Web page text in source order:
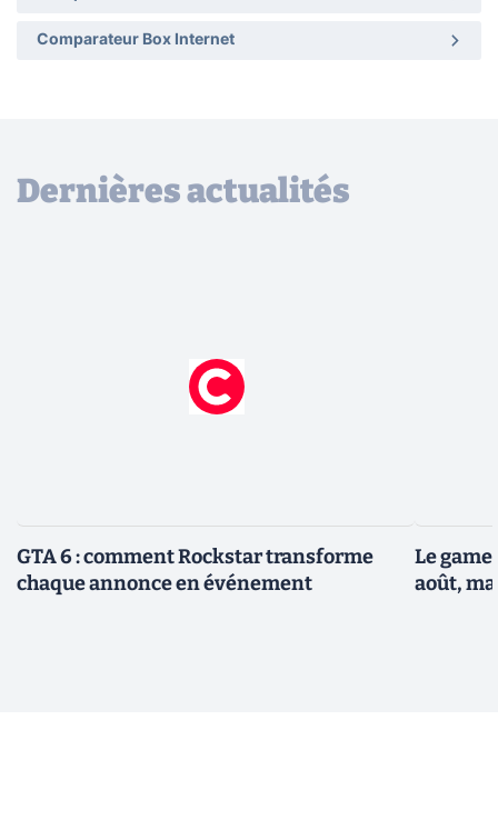
Comparateur Box Internet
Dernières actualités
GTA 6 : comment Rockstar transforme
chaque annonce en événement
Le
août,